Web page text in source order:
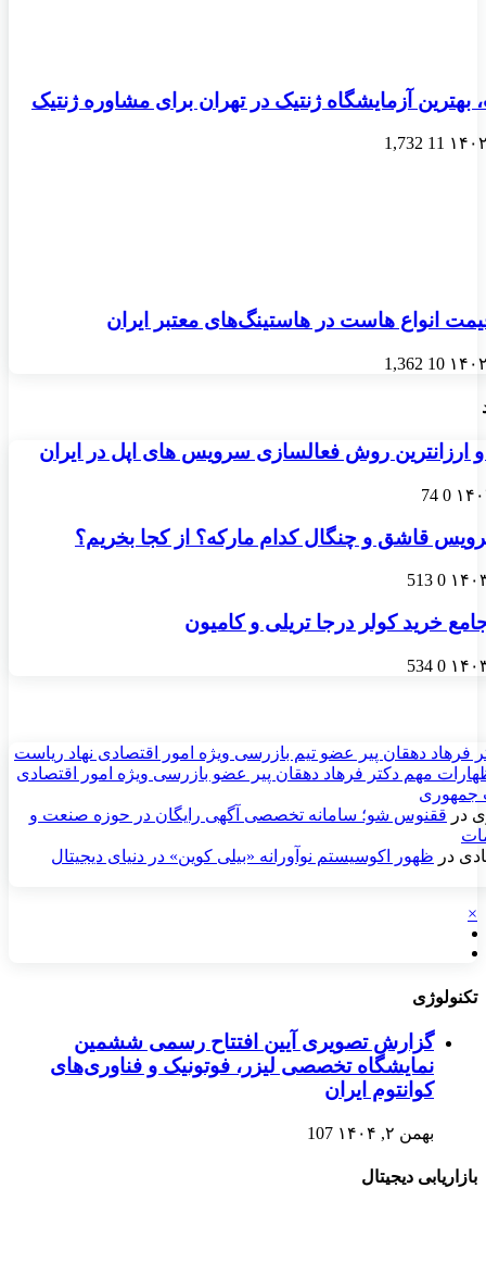
بهترین آزمایشگاه ژنتیک در تهران برای مشاوره ژنتیک
11
1,732
انواع هاست در هاستینگ‌های معتبر ایران
10
1,362
و ارزانترین روش فعالسازی سرویس های اپل در ایران
0
74
قاشق و چنگال کدام مارکه؟ از کجا بخریم؟
0
513
خرید کولر درجا تریلی و کامیون
0
534
فرهاد دهقان پیر عضو تيم بازرسی ويژه امور اقتصادی نهاد رياست
مهم دکتر فرهاد دهقان پیر عضو بازرسی ویژه امور اقتصادی
جمهوری
در ققنوس شو؛ سامانه تخصصی آگهی رایگان در حوزه صنعت و
در ظهور اکوسیستم نوآورانه «بیلی کوین» در دنیای دیجیتال
×
تکنولوژی
گزارش تصویری آیین افتتاح رسمی ششمین
نمایشگاه تخصصی لیزر، فوتونیک و فناوری‌های
کوانتوم ایران
بهمن ۲, ۱۴۰۴ 107
بازاریابی دیجیتال